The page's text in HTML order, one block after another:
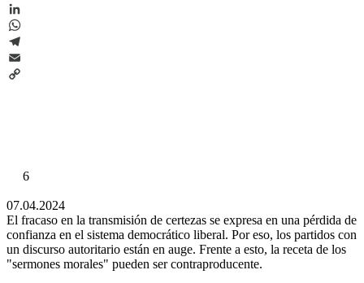
X
LinkedIn
WhatsApp
Telegram
Email
6
07.04.2024
El fracaso en la transmisión de certezas se expresa en una pérdida de
confianza en el sistema democrático liberal. Por eso, los partidos con
un discurso autoritario están en auge. Frente a esto, la receta de los
"sermones morales" pueden ser contraproducente.